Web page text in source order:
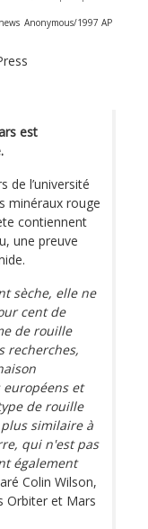
Anonymous/1997 AP
est
de l’université
minéraux rouge
contiennent
une preuve
sèche, elle ne
cent de
de rouille
recherches,
et
de rouille
similaire à
qui n'est pas
également
Colin Wilson,
Orbiter et Mars